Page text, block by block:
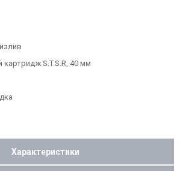
картридж S.T.S.R, 40 мм
Характеристики